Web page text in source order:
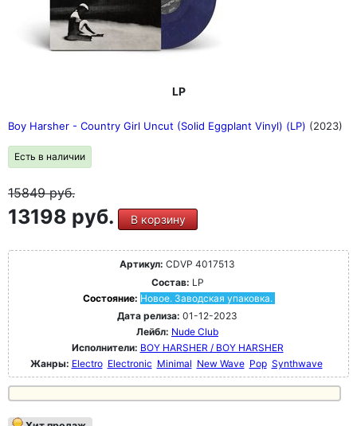
LP
Boy Harsher - Country Girl Uncut (Solid Eggplant Vinyl) (LP) (2023)
Есть в наличии
15849руб.
13198 руб. В корзину
Артикул: CDVP 4017513
Состав: LP
Состояние: Новое. Заводская упаковка.
Дата релиза: 01-12-2023
Лейбл: Nude Club
Исполнители: BOY HARSHER / BOY HARSHER
Жанры: Electro Electronic Minimal New Wave Pop Synthwave